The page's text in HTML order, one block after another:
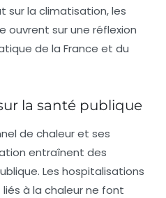
la climatisation, les
sur une réflexion
de la France et du
la santé publique
de chaleur et ses
entraînent des
. Les hospitalisations
à la chaleur ne font